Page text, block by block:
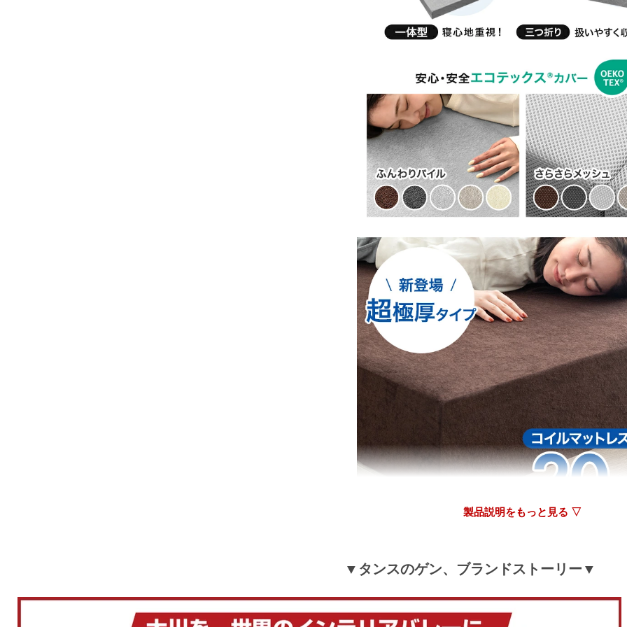
当商品を長くご愛用いただければ幸いです
また機会がございましたらよろしくお願いいたし
≫もっと見る≪
製品説明をもっと見る ▽
▼タンスのゲン、ブランドストーリー▼